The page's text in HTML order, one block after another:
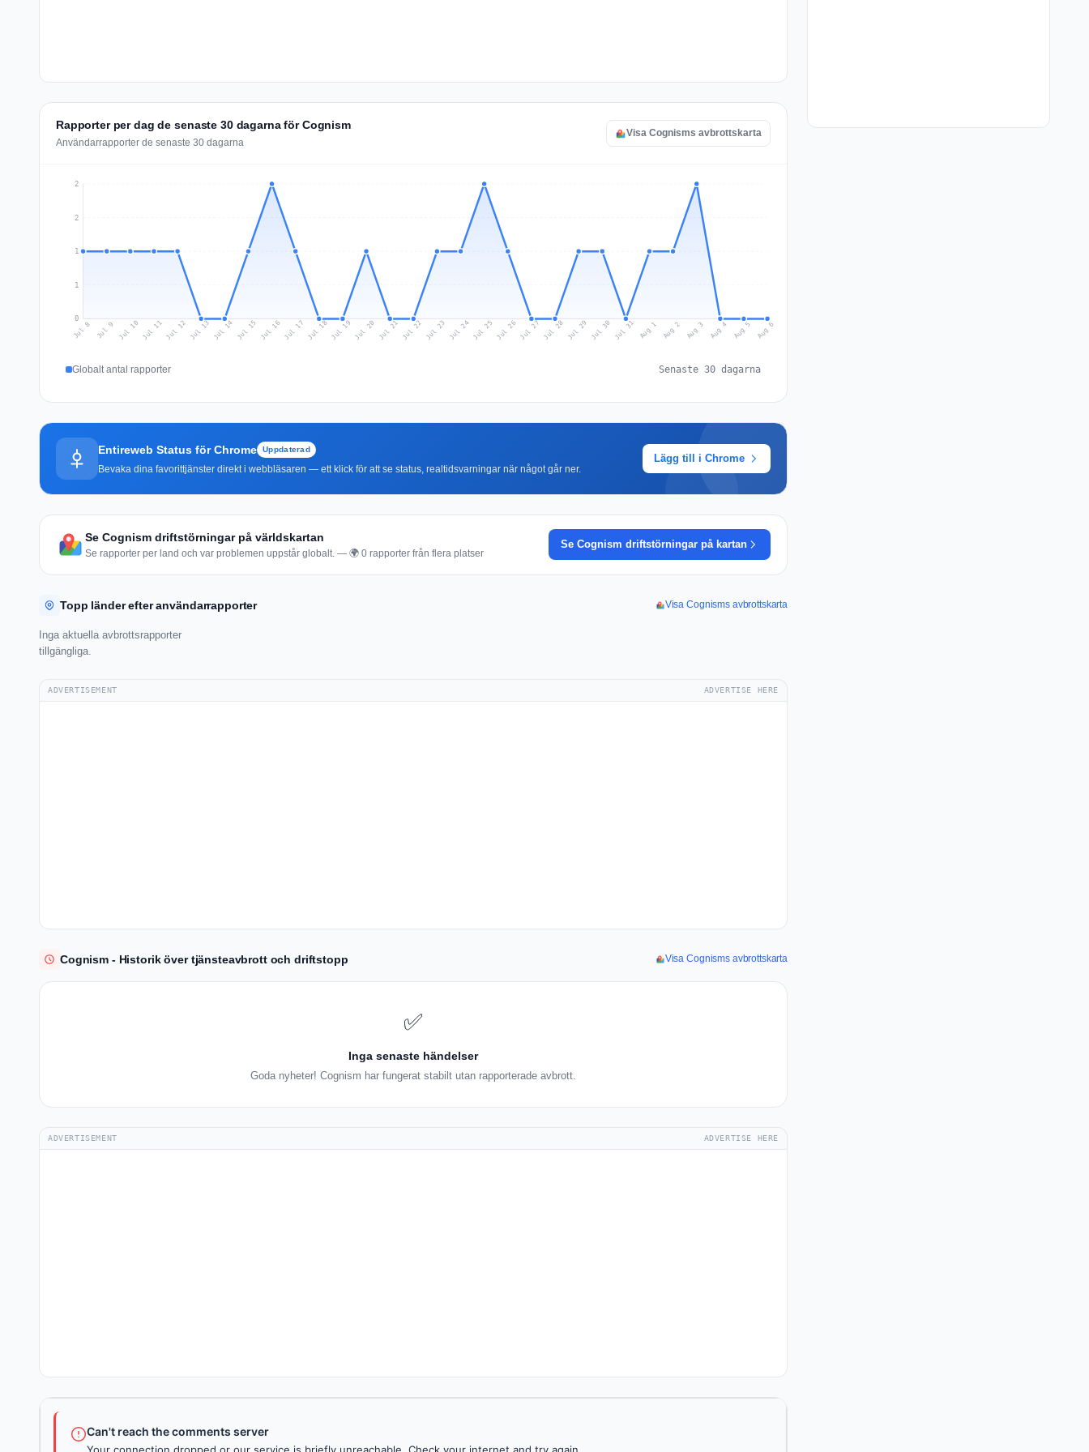
Rapporter per dag de senaste 30 dagarna för Cognism
Användarrapporter de senaste 30 dagarna
Visa Cognisms avbrottskarta
0
1
1
2
2
Jul 8 Jul 9 Jul 10 Jul 11Jul 12 Jul 13 Jul 14 Jul 15 Jul 16Jul 17 Jul 18Jul 19 Jul 20 Jul 21 Jul 22 Jul 23 Jul 24Jul 25 Jul 26Jul 27 Jul 28 Jul 29 Jul 30 Jul 31 Aug 1 Aug 2 Aug 3 Aug 4 Aug 5 Aug 6
Globalt antal rapporter Senaste 30 dagarna
Entireweb Status för Chrome Uppdaterad
Bevaka dina favorittjänster direkt i webbläsaren — ett klick för att se status, realtidsvarningar när något går ner.
Lägg till i Chrome
Se Cognism driftstörningar på världskartan
Se rapporter per land och var problemen uppstår globalt. — 🌍 0 rapporter från flera platser
Se Cognism driftstörningar på kartan
Topp länder efter användarrapporter Visa Cognisms avbrottskarta
Inga aktuella avbrottsrapporter
tillgängliga.
ADVERTISEMENT ADVERTISE HERE
Cognism - Historik över tjänsteavbrott och driftstopp Visa Cognisms avbrottskarta
✅
Inga senaste händelser
Goda nyheter! Cognism har fungerat stabilt utan rapporterade avbrott.
ADVERTISEMENT ADVERTISE HERE
Can't reach the comments server
Your connection dropped or our service is briefly unreachable. Check your internet and try again.